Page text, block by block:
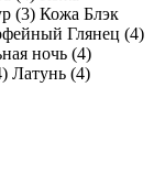
(3) Кожа Блэк
Глянец (4)
ночь (4)
) Латунь (4)